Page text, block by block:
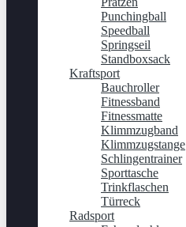
Punchingball
Speedball
Springseil
Standboxsack
Kraftsport
Bauchroller
Fitnessband
Fitnessmatte
Klimmzugband
Klimmzugstange
Schlingentrainer
Sporttasche
Trinkflaschen
Türreck
Radsport